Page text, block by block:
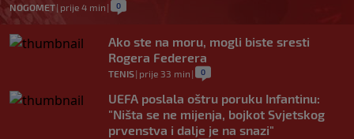
NOGOMET| prije 4 min | 0
Ako ste na moru, mogli biste sresti
Rogera Federera
TENIS| prije 33 min | 0
UEFA poslala oštru poruku Infantinu:
"Ništa se ne mijenja, bojkot Svjetskog
prvenstva i dalje je na snazi"